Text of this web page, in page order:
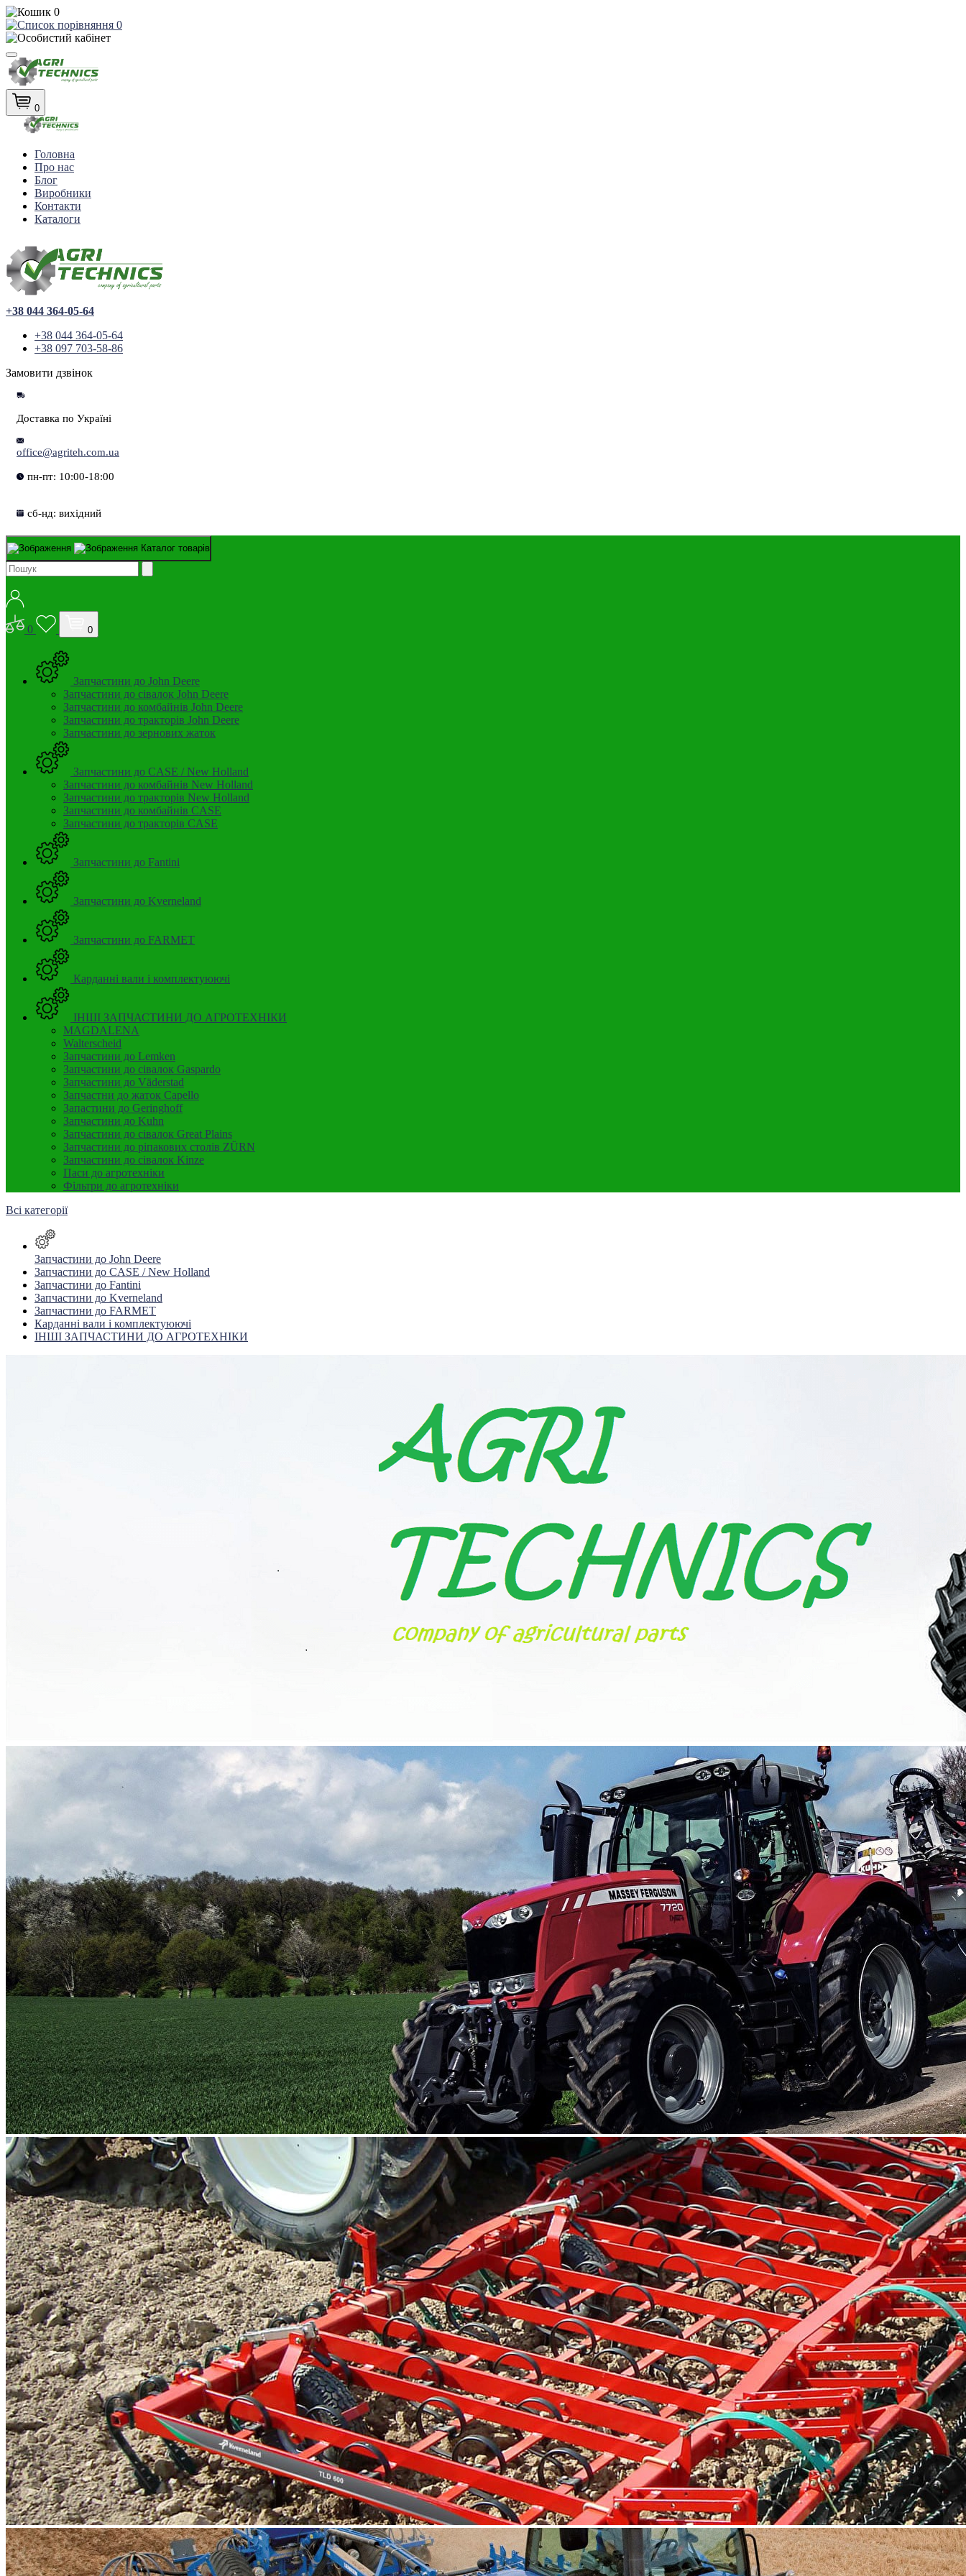
0
0
0
Головна
Про нас
Блог
Виробники
Контакти
Каталоги
+38 044 364-05-64
+38 044 364-05-64
+38 097 703-58-86
Замовити дзвінок
Доставка по Україні
office@agriteh.com.ua
пн-пт: 10:00-18:00
сб-нд: вихідний
Каталог товарів
0 0
Запчастини до John Deere
Запчастини до сівалок John Deere
Запчастини до комбайнів John Deere
Запчастини до тракторів John Deere
Запчастини до зернових жаток
Запчастини до CASE / New Holland
Запчастини до комбайнів New Holland
Запчастини до тракторів New Holland
Запчастини до комбайнів CASE
Запчастини до тракторів CASE
Запчастини до Fantini
Запчастини до Kverneland
Запчастини до FARMET
Карданні вали і комплектуюючі
ІНШІ ЗАПЧАСТИНИ ДО АГРОТЕХНІКИ
MAGDALENA
Walterscheid
Запчастини до Lemken
Запчастини до сівалок Gaspardo
Запчастини до Väderstad
Запчастни до жаток Capello
Запастини до Geringhoff
Запчастини до Kuhn
Запчастини до сівалок Great Plains
Запчастини до ріпакових столів ZÜRN
Запчастини до сівалок Kinze
Паси до агротехніки
Фільтри до агротехніки
Всі категорії
Запчастини до John Deere
Запчастини до CASE / New Holland
Запчастини до Fantini
Запчастини до Kverneland
Запчастини до FARMET
Карданні вали і комплектуюючі
ІНШІ ЗАПЧАСТИНИ ДО АГРОТЕХНІКИ